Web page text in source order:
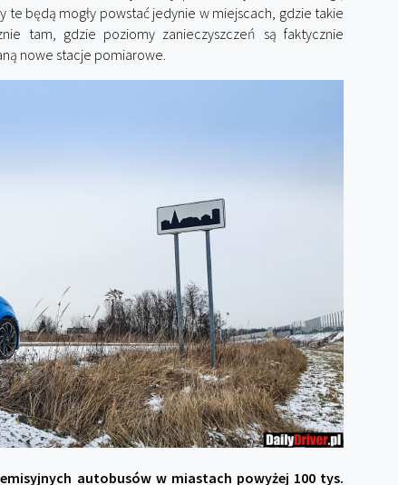
będą mogły powstać jedynie w miejscach, gdzie takie
tam, gdzie poziomy zanieczyszczeń są faktycznie
nowe stacje pomiarowe.
autobusów w miastach powyżej 100 tys.